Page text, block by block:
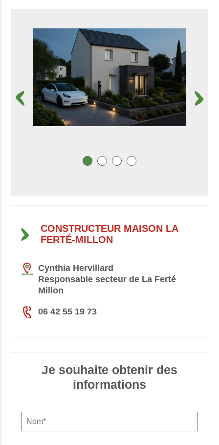
CONSTRUCTEUR MAISON LA
FERTÉ-MILLON
Cynthia Hervillard
Responsable secteur de La Ferté
Millon
06 42 55 19 73
Je souhaite obtenir des
informations